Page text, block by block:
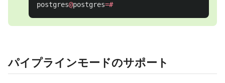
postgres@postgres=#
パイプラインモードのサポート